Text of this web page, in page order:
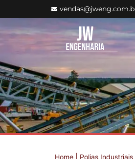
Home Polias Industriais